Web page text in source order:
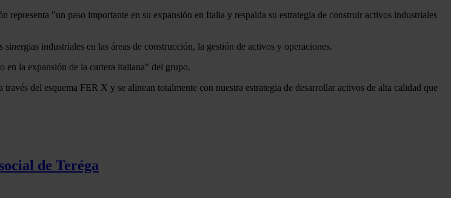
"un paso importante en su expansión en Italia y respalda su estrategia de construir activos industriales
industriales en las áreas de construcción, la gestión de activos y operaciones.
en la expansión de la cartera italiana" del grupo.
del esquema FER X y se alinean totalmente con nuestra estrategia de desarrollar activos de alta calidad que
de Teréga